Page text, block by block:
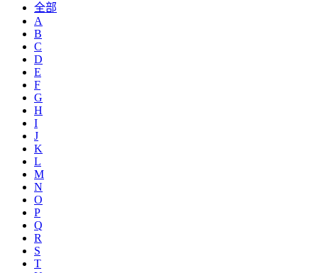
全部
A
B
C
D
E
F
G
H
I
J
K
L
M
N
O
P
Q
R
S
T